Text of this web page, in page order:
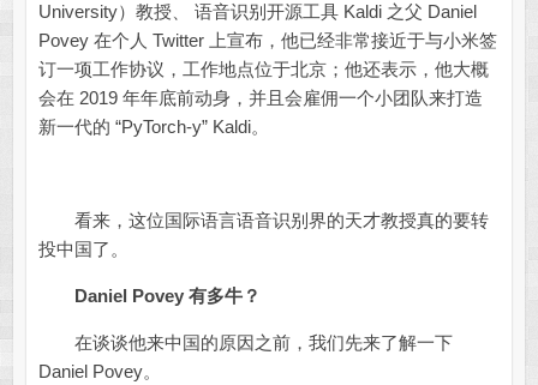
University）教授、 语音识别开源工具 Kaldi 之父 Daniel
Povey 在个人 Twitter 上宣布，他已经非常接近于与小米签
订一项工作协议，工作地点位于北京；他还表示，他大概
会在 2019 年年底前动身，并且会雇佣一个小团队来打造
新一代的 “PyTorch-y” Kaldi。
看来，这位国际语言语音识别界的天才教授真的要转
投中国了。
Daniel Povey 有多牛？
在谈谈他来中国的原因之前，我们先来了解一下
Daniel Povey。